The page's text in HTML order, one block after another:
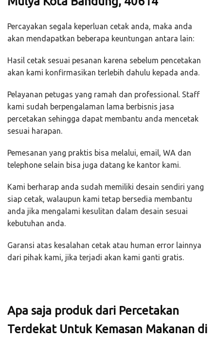
Percayakan segala keperluan cetak anda, maka anda
akan mendapatkan beberapa keuntungan antara lain:
Hasil cetak sesuai pesanan karena sebelum pencetakan
akan kami konfirmasikan terlebih dahulu kepada anda.
Pelayanan petugas yang ramah dan professional. Staff
kami sudah berpengalaman lama berbisnis jasa
percetakan sehingga dapat membantu anda mencetak
sesuai harapan.
Pemesanan yang praktis bisa melalui, email, WA dan
telephone selain bisa juga datang ke kantor kami.
Kami berharap anda sudah memiliki desain sendiri yang
siap cetak, walaupun kami tetap bersedia membantu
anda jika mengalami kesulitan dalam desain sesuai
kebutuhan anda.
Garansi atas kesalahan cetak atau human error lainnya
dari pihak kami, jika terjadi akan kami ganti gratis.
Apa saja produk dari Percetakan
Terdekat Untuk Kemasan Makanan di